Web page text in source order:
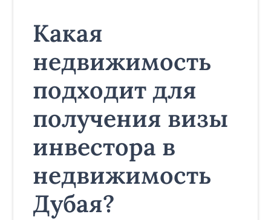
Какая
недвижимость
подходит для
получения визы
инвестора в
недвижимость
Дубая?